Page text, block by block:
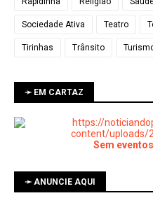
Sociedade Ativa Teatro
Tirinhas Trânsito
➛ EM CARTAZ
Sem
➛ ANUNCIE AQUI